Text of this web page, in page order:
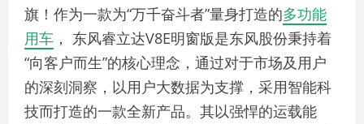
旗！作为一款为“万千奋斗者”量身打造的多功能
用车 ， 东风睿立达V8E明窗版是东风股份秉持着
“向客户而生”的核心理念，通过对于市场及用户
的深刻洞察，以用户大数据为支撑，采用智能科
技而打造的一款全新产品。其以强悍的运载能